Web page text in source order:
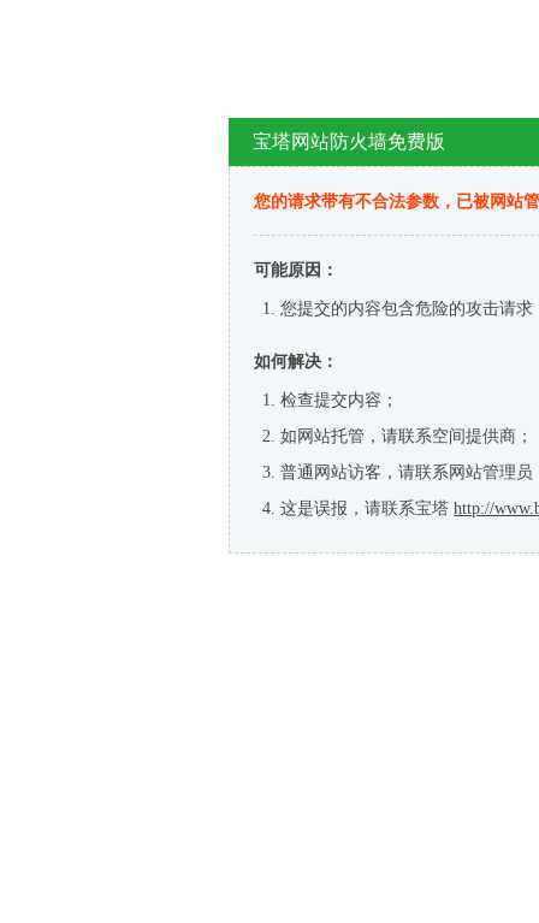
宝塔网站防火墙免费版
您的请求带有不合法参数，已被网站
可能原因：
您提交的内容包含危险的攻击请求
如何解决：
检查提交内容；
如网站托管，请联系空间提供商；
普通网站访客，请联系网站管理员
这是误报，请联系宝塔 http://